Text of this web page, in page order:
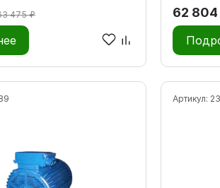
475 ₽ 62
Артикул: